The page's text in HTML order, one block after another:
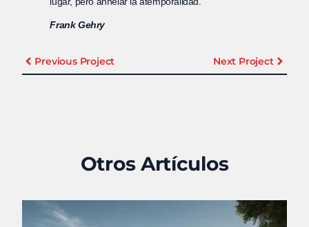
Frank Gehry
Previous Project Next Project
Otros Artículos